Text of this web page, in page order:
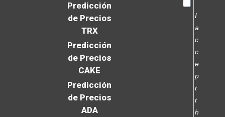
Predicción
de Precios
TRX
Predicción
de Precios
CAKE
Predicción
de Precios
ADA
I
a
c
c
e
p
t
t
h